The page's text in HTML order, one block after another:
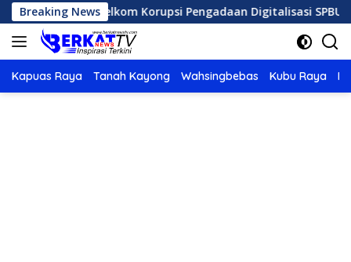
Langsung
ke
konten
Breaking News
Telkom Korupsi Pengadaan Digitalisasi SPBU Pertamina
Kapuas Raya Tanah Kayong Wahsingbebas Kubu Raya